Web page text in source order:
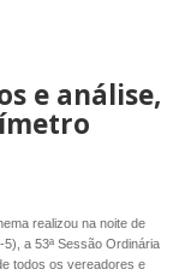
e análise,
realizou na noite de
a 53ª Sessão Ordinária
todos os vereadores e